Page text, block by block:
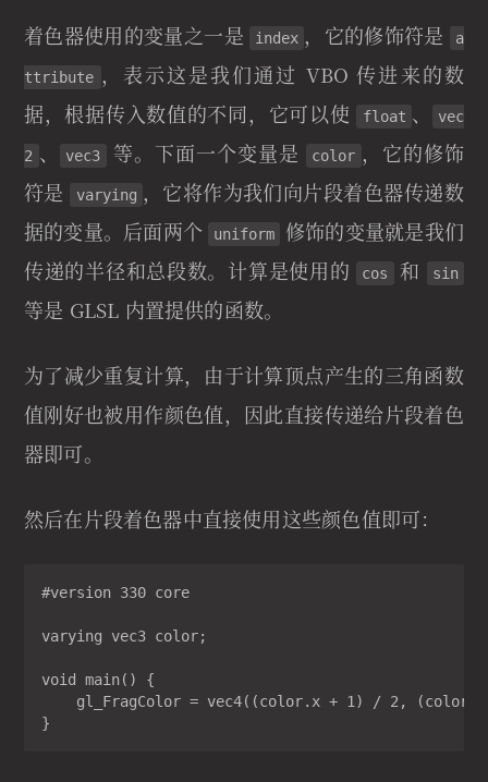
着色器使用的变量之一是 index ，它的修饰符是 a
ttribute ，表示这是我们通过 VBO 传进来的数
据，根据传入数值的不同，它可以使
float 、 vec
2 、 vec3 等。下面一个变量是 color ，它的修饰
符是
varying ，它将作为我们向片段着色器传递数
据的变量。后面两个
uniform
修饰的变量就是我们
传递的半径和总段数。计算是使用的
cos 和 sin
等是 GLSL 内置提供的函数。
为了减少重复计算，由于计算顶点产生的三角函数
值刚好也被用作颜色值，因此直接传递给片段着色
器即可。
然后在片段着色器中直接使用这些颜色值即可：
#version 330 core
varying vec3 color;
void main() {
gl_FragColor = vec4((color.x + 1) / 2,
}